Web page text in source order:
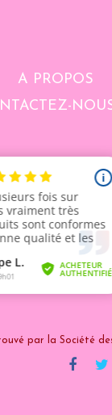
A PROPOS
par la Société